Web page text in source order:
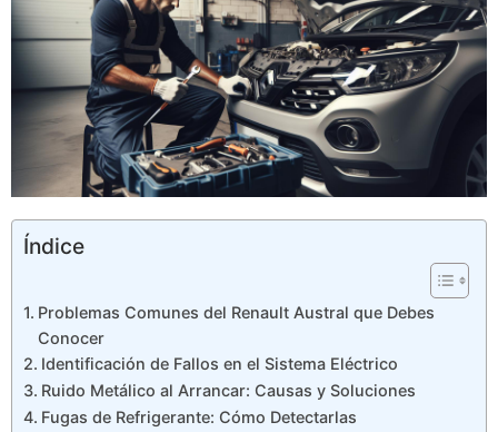
Índice
Problemas Comunes del Renault Austral que Debes
Conocer
Identificación de Fallos en el Sistema Eléctrico
Ruido Metálico al Arrancar: Causas y Soluciones
Fugas de Refrigerante: Cómo Detectarlas